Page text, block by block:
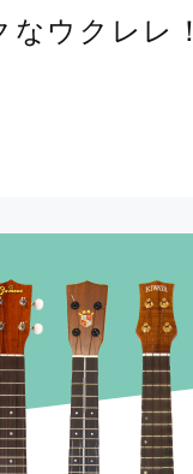
ウクレレ！